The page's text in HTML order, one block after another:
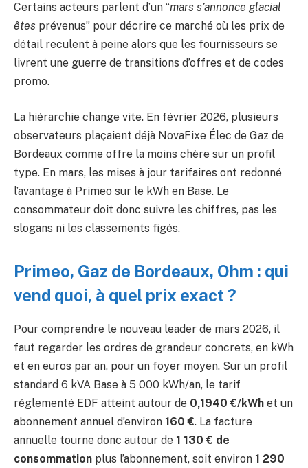
Certains acteurs parlent d’un “mars s’annonce glacial
êtes prévenus” pour décrire ce marché où les prix de
détail reculent à peine alors que les fournisseurs se
livrent une guerre de transitions d’offres et de codes
promo.
La hiérarchie change vite. En février 2026, plusieurs
observateurs plaçaient déjà NovaFixe Élec de Gaz de
Bordeaux comme offre la moins chère sur un profil
type. En mars, les mises à jour tarifaires ont redonné
l’avantage à Primeo sur le kWh en Base. Le
consommateur doit donc suivre les chiffres, pas les
slogans ni les classements figés.
Primeo, Gaz de Bordeaux, Ohm : qui
vend quoi, à quel prix exact ?
Pour comprendre le nouveau leader de mars 2026, il
faut regarder les ordres de grandeur concrets, en kWh
et en euros par an, pour un foyer moyen. Sur un profil
standard 6 kVA Base à 5 000 kWh/an, le tarif
réglementé EDF atteint autour de 0,1940 €/kWh et un
abonnement annuel d’environ 160 €. La facture
annuelle tourne donc autour de 1 130 € de
consommation plus l’abonnement, soit environ 1 290